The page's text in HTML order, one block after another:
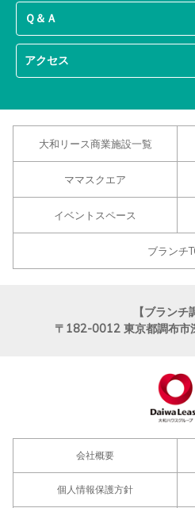
Ｑ＆Ａ
アクセス
大和リース商業施設一覧
ママスクエア
イベントスペース
ブランチ
【ブランチ
〒182-0012 東京都調布
会社概要
個人情報保護方針